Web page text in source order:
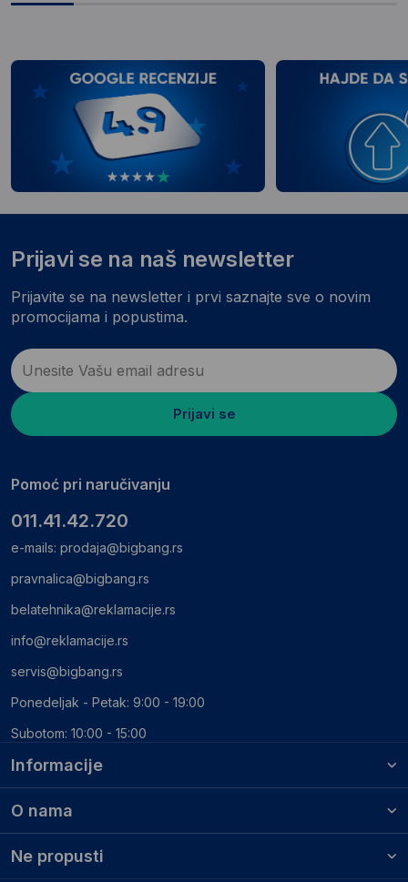
Informacije
O nama
Ne propusti
Prijavi se na naš newsletter
Prijavite se na newsletter i prvi saznajte sve o novim
promocijama i popustima.
Prijavi se
Pomoć pri naručivanju
011.41.42.720
e-mails: prodaja@bigbang.rs
pravnalica@bigbang.rs
belatehnika@reklamacije.rs
info@reklamacije.rs
servis@bigbang.rs
Ponedeljak - Petak: 9:00 - 19:00
Subotom: 10:00 - 15:00